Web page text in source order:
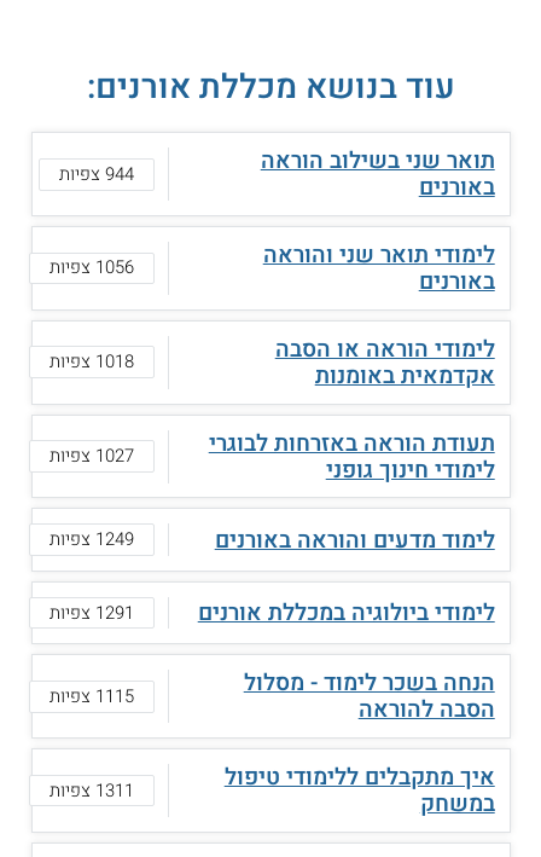
עוד בנושא מכללת אורנים:
תואר שני בשילוב הוראה
באורנים 944 צפיות
לימודי תואר שני והוראה
באורנים 1056 צפיות
לימודי הוראה או הסבה
אקדמאית באומנות 1018 צפיות
תעודת הוראה באזרחות לבוגרי
לימודי חינוך גופני 1027 צפיות
לימוד מדעים והוראה באורנים 1249 צפיות
לימודי ביולוגיה במכללת אורנים 1291 צפיות
הנחה בשכר לימוד - מסלול
הסבה להוראה 1115 צפיות
איך מתקבלים ללימודי טיפול
במשחק 1311 צפיות